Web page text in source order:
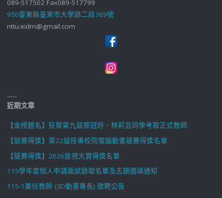
089-517502 Fax089-517799
950臺東縣臺東市大學路二段369號
nttu.eidm@gmail.com
近期文章
【金榜題名】狂賀第九屆郭冠妤、林莉芸同學考取正式教師
【競賽得獎】第22屆技專校院電腦動畫競賽得獎名單
【競賽得獎】2026放視大賞得獎名單
115學年度個人申請面試錄取名單及志願選填通知
115-1兼任教師 (3D動畫專長) 徵聘公告